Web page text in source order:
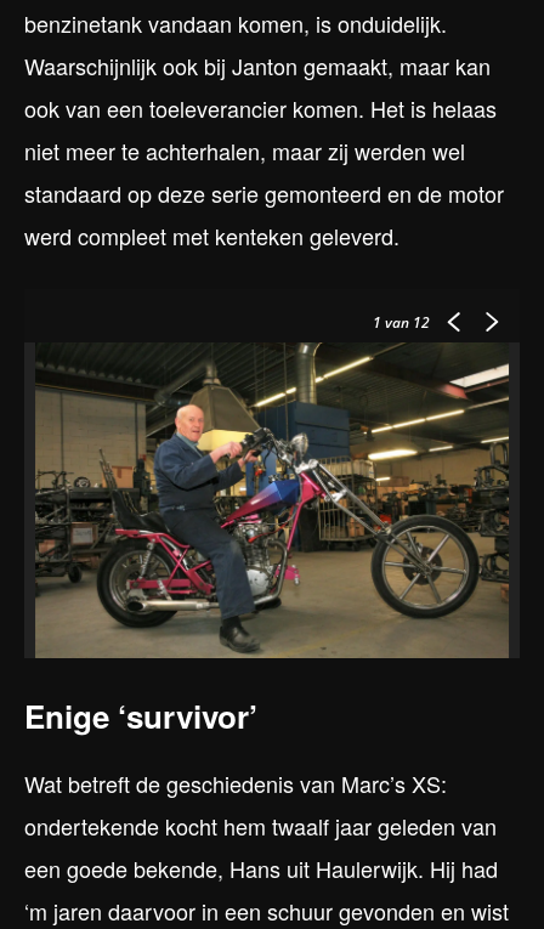
benzinetank vandaan komen, is onduidelijk.
Waarschijnlijk ook bij Janton gemaakt, maar kan
ook van een toeleverancier komen. Het is helaas
niet meer te achterhalen, maar zij werden wel
standaard op deze serie gemonteerd en de motor
werd compleet met kenteken geleverd.
1 van 12
Enige ‘survivor’
Wat betreft de geschiedenis van Marc’s XS:
ondertekende kocht hem twaalf jaar geleden van
een goede bekende, Hans uit Haulerwijk. Hij had
‘m jaren daarvoor in een schuur gevonden en wist